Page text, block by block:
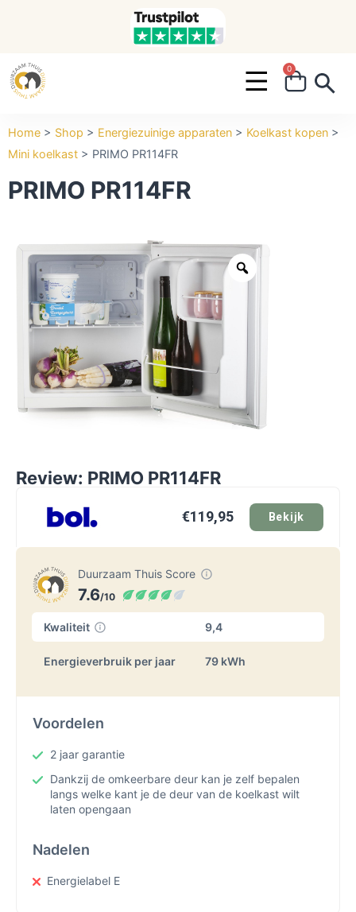
0
Home > Shop > Energiezuinige apparaten > Koelkast kopen >
Mini koelkast > PRIMO PR114FR
PRIMO PR114FR
Review: PRIMO PR114FR
€119,95 Bekijk
Duurzaam Thuis Score
7.6/10
Kwaliteit 9,4
Energieverbruik per jaar 79 kWh
Voordelen
2 jaar garantie
Dankzij de omkeerbare deur kan je zelf bepalen
langs welke kant je de deur van de koelkast wilt
laten opengaan
Nadelen
Energielabel E